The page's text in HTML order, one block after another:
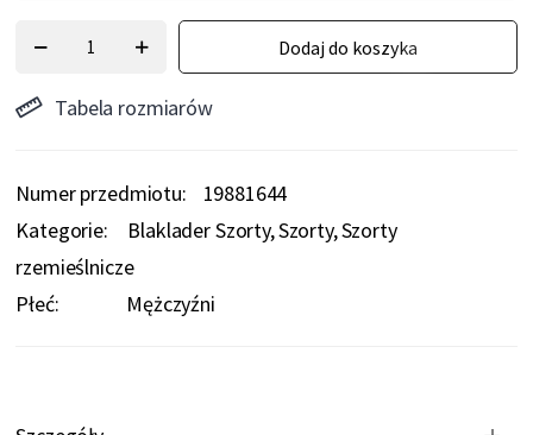
Dodaj do koszyka
Tabela rozmiarów
Numer przedmiotu
19881644
Kategorie:
Blaklader Szorty Szorty Szorty
rzemieślnicze
Płeć:
Mężczyźni